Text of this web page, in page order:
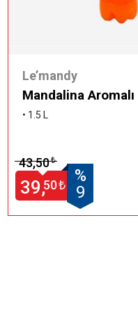
Le’mandy
Mandalina
• 1.5 L
43,50₺
39,50₺
%
9